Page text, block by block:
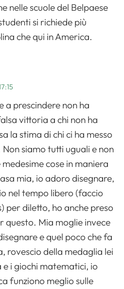
nelle scuole del Belpaese
si richiede più
che qui in America.
a prescindere non ha
vittoria a chi non ha
la stima di chi ci ha messo
Non siamo tutti uguali e non
cose in maniera
mia, io adoro disegnare,
nel tempo libero (faccio
per diletto, ho anche preso
questo. Mia moglie invece
e quel poco che fa
rovescio della medaglia lei
i giochi matematici, io
funziono meglio sulle